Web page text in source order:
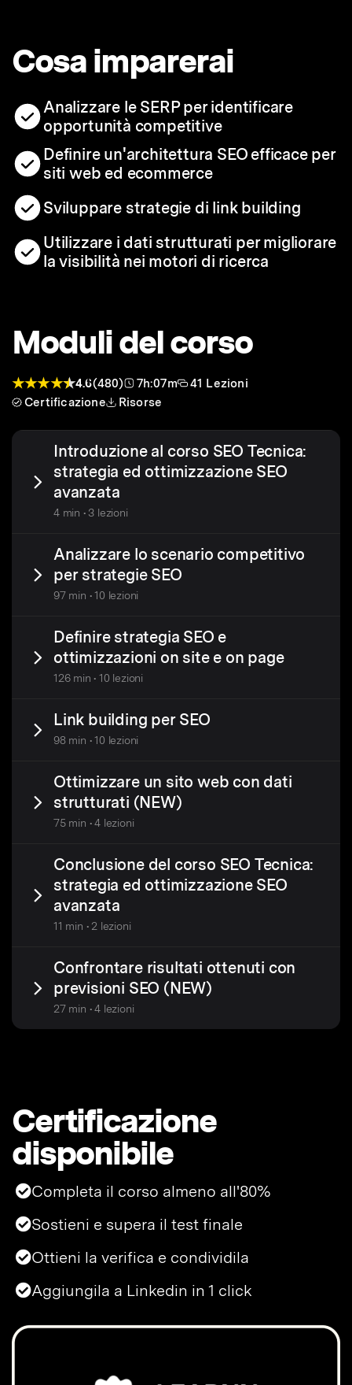
Cosa imparerai
Analizzare le SERP per identificare
opportunità competitive
Definire un'architettura SEO efficace per
siti web ed ecommerce
Sviluppare strategie di link building
Utilizzare i dati strutturati per migliorare
la visibilità nei motori di ricerca
Moduli del corso
4.6(480) 7h:07m
41 Lezioni
Certificazione
Risorse
Introduzione al corso SEO Tecnica:
strategia ed ottimizzazione SEO
avanzata
4 min • 3 lezioni
Analizzare lo scenario competitivo
per strategie SEO
97 min • 10 lezioni
Definire strategia SEO e
ottimizzazioni on site e on page
126 min • 10 lezioni
Link building per SEO
98 min • 10 lezioni
Ottimizzare un sito web con dati
strutturati (NEW)
75 min • 4 lezioni
Conclusione del corso SEO Tecnica:
strategia ed ottimizzazione SEO
avanzata
11 min • 2 lezioni
Confrontare risultati ottenuti con
previsioni SEO (NEW)
27 min • 4 lezioni
Certificazione
disponibile
Completa il corso almeno all'80%
Sostieni e supera il test finale
Ottieni la verifica e condividila
Aggiungila a Linkedin in 1 click